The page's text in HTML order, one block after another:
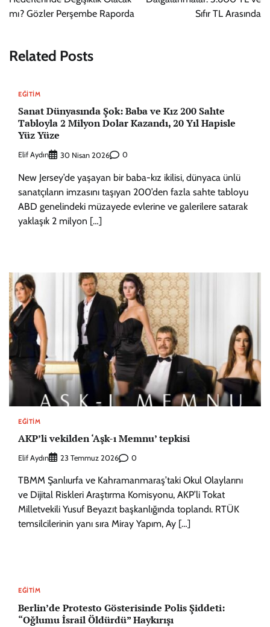
mı? Gözler Perşembe Raporda
Sıfır TL Arasında
Related Posts
EĞITIM
Sanat Dünyasında Şok: Baba ve Kız 200 Sahte
Tabloyla 2 Milyon Dolar Kazandı, 20 Yıl Hapisle
Yüz Yüze
Elif Aydın 30 Nisan 2026 0
New Jersey’de yaşayan bir baba-kız ikilisi, dünyaca ünlü
sanatçıların imzasını taşıyan 200’den fazla sahte tabloyu
ABD genelindeki müzayede evlerine ve galerilere satarak
yaklaşık 2 milyon […]
EĞITIM
AKP’li vekilden ‘Aşk-ı Memnu’ tepkisi
Elif Aydın 23 Temmuz 2026 0
TBMM Şanlıurfa ve Kahramanmaraş’taki Okul Olaylarını
ve Dijital Riskleri Araştırma Komisyonu, AKP’li Tokat
Milletvekili Yusuf Beyazıt başkanlığında toplandı. RTÜK
temsilcilerinin yanı sıra Miray Yapım, Ay […]
EĞITIM
Berlin’de Protesto Gösterisinde Polis Şiddeti:
“Oğlumu İsrail Öldürdü” Haykırışı